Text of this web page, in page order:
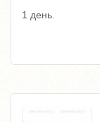
1 день.